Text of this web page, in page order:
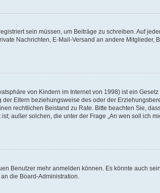
sein müssen, um Beiträge zu schreiben. Auf
Nachrichten, E-Mail-Versand an andere Mitglieder,
von Kindern im Internet von 1998) ist ein
Eltern beziehungsweise des oder der
rechtlichen Beistand zu Rate. Bitte beachten Sie,
außer solchen, die unter der Frage „An wen soll ich
Benutzer mehr anmelden können. Es könnte auch
die Board-Administration.